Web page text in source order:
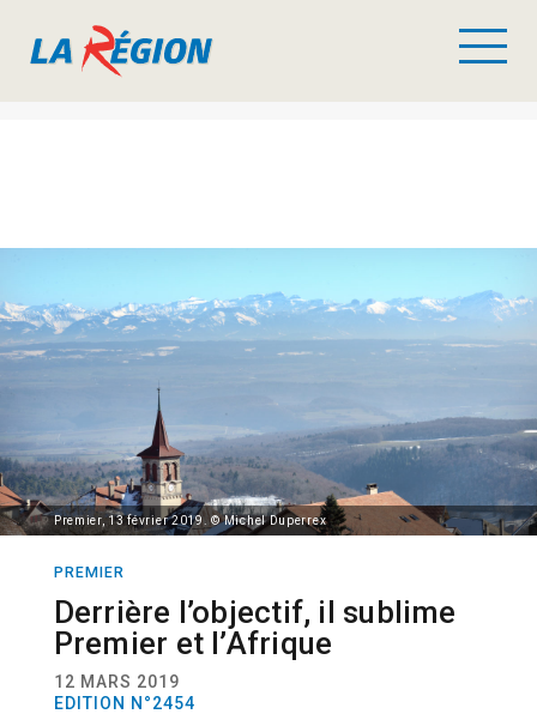
Premier, 13 février 2019. © Michel Duperrex
PREMIER
Derrière l’objectif, il sublime
Premier et l’Afrique
12 MARS 2019
EDITION N°2454